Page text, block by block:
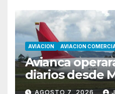
AVIACION AVIACION
Avianca
diarios desde
Asunción
AGOSTO 7, 2026